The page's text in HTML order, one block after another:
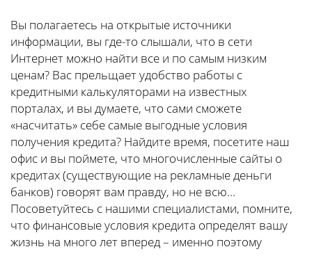
Вы полагаетесь на открытые источники
информации, вы где-то слышали, что в сети
Интернет можно найти все и по самым низким
ценам? Вас прельщает удобство работы с
кредитными калькуляторами на известных
порталах, и вы думаете, что сами сможете
«насчитать» себе самые выгодные условия
получения кредита? Найдите время, посетите наш
офис и вы поймете, что многочисленные сайты о
кредитах (существующие на рекламные деньги
банков) говорят вам правду, но не всю…
Посоветуйтесь с нашими специалистами, помните,
что финансовые условия кредита определят вашу
жизнь на много лет вперед – именно поэтому